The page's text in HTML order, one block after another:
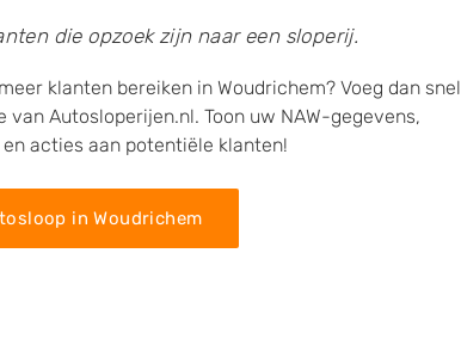
die opzoek zijn naar een sloperij.
klanten bereiken in Woudrichem? Voeg dan snel
Autosloperijen.nl. Toon uw NAW-gegevens,
acties aan potentiële klanten!
in Woudrichem